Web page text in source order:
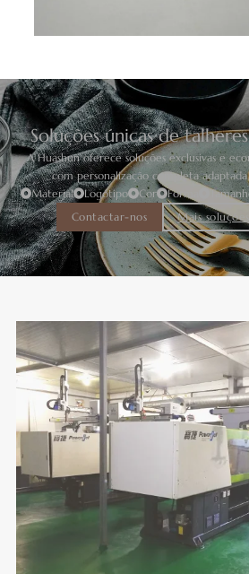
Soluções únicas de
A Huashun oferece soluções exclusivas e
com personalização completa adaptada
Material
Logótipo Cor Forma
Contactar-nos
Mais